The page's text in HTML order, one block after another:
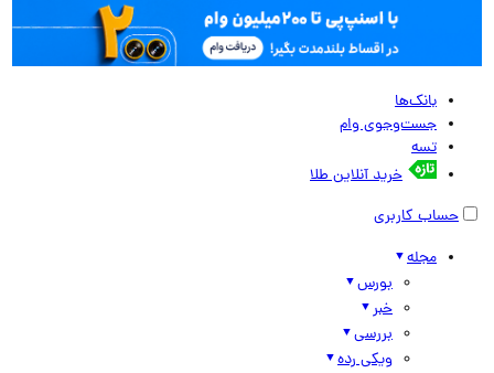
بانک‌ها
جست‌وجوی وام
تسه
خرید آنلاین طلا
حساب کاربری
مجله
بورس
خبر
بررسی
ویکی رده